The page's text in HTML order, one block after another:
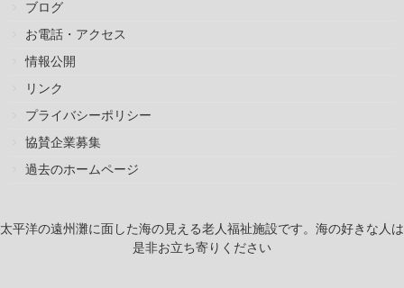
ブログ
お電話・アクセス
情報公開
リンク
プライバシーポリシー
協賛企業募集
過去のホームページ
太平洋の遠州灘に面した海の見える老人福祉施設です。海の好きな人は
是非お立ち寄りください